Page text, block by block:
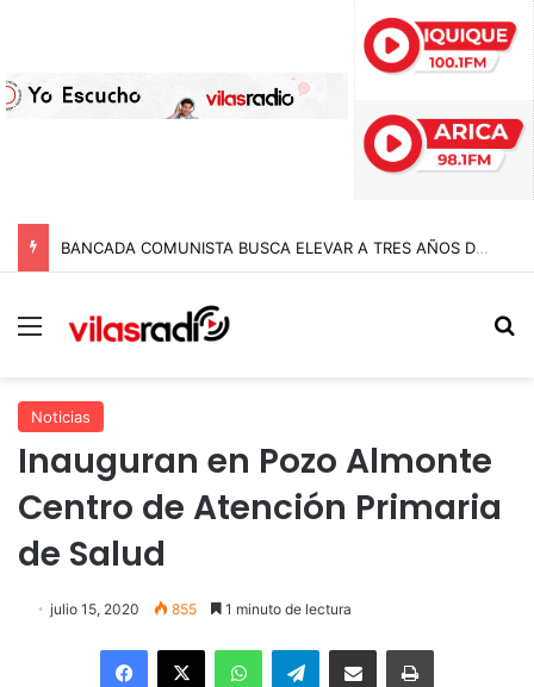
BANCADA COMUNISTA BUSCA ELEVAR A TRES AÑOS DE CÁRCEL LAS PENAS A POLICÍAS POR APREMIOS ILEGÍTIMOS EN MODIFICACIÓN A LA LEY NAIN-RETAMAL
Menú
Noticias
Inauguran en Pozo Almonte
Centro de Atención Primaria
de Salud
julio 15, 2020 855 1 minuto de lectura
Facebook
X WhatsAppTelegramEnviar vía email Imprimir